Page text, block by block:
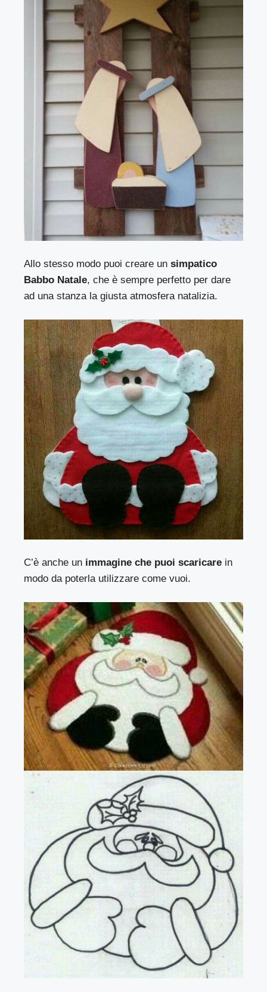
Allo stesso modo puoi creare unsimpatico
Babbo Natale, che è sempre perfetto per dare
ad una stanza la giusta atmosfera natalizia.
C’è anche un immagine che puoi scaricare in
modo da poterla utilizzare come vuoi.